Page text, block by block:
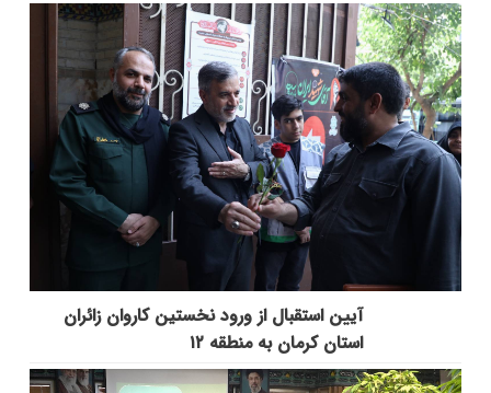
آیین استقبال از ورود نخستین کاروان زائران
استان کرمان به منطقه ۱۲